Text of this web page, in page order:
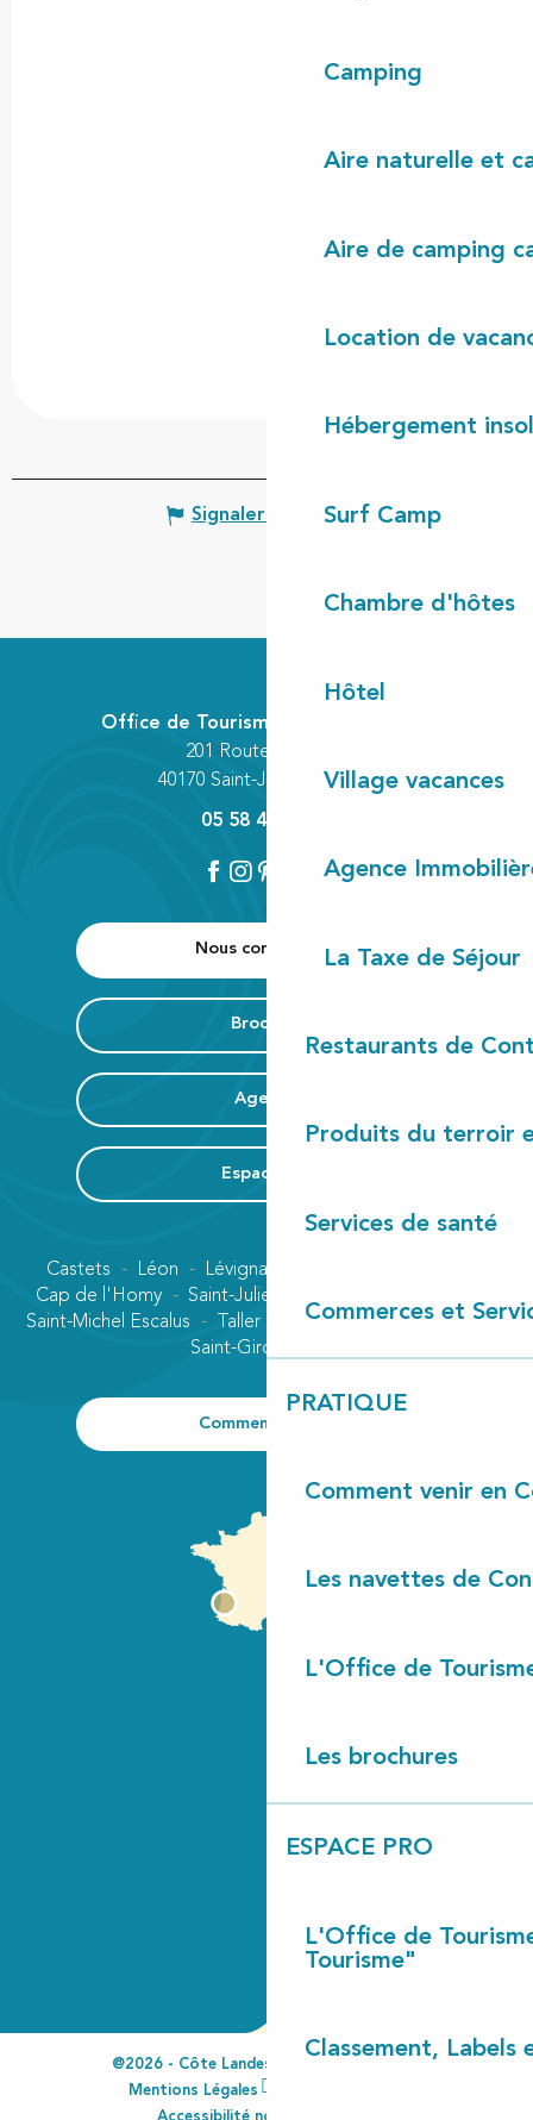
Camping
Aire naturelle et
Aire de camping
Location de
Hébergement
Surf Camp
Chambre d'hôtes
Hôtel
Village vacances
Agence
La Taxe de Séjour
Restaurants de
Produits du terroir
Services de santé
Commerces et
PRATIQUE
Comment venir en
Les navettes de
L'Office de
Les brochures
ESPACE PRO
L'Office de
Tourisme"
Classement, Labels
Signaler une erreur
Nous contacter
Brochure
Agenda
Espace Pro
Office de Tourisme Communautaire
201 Route des Lacs
40170 Saint-Julien-en-Born
05 58 42 89 80
Castets Léon Lévignacq
Cap de l'Homy
Saint-Julien-en-Born
Saint-Michel Escalus
Taller Uza
Vielle-Saint-Girons
Saint-Girons plage
Comment venir ?
@2026 - Côte Landes Nature Tourisme
Mentions Légales